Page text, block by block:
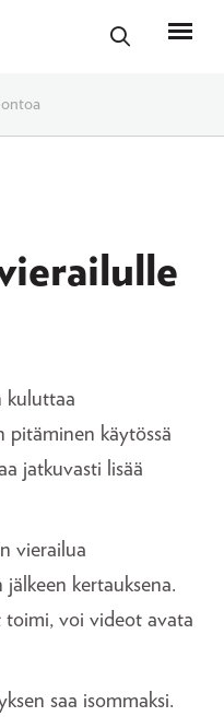
kuluttaa
pitäminen käytössä
jatkuvasti lisää
vierailua
jälkeen kertauksena.
voi videot avata
saa isommaksi.